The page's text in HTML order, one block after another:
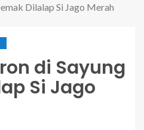
Dilalap Si Jago Merah
di Sayung
Si Jago